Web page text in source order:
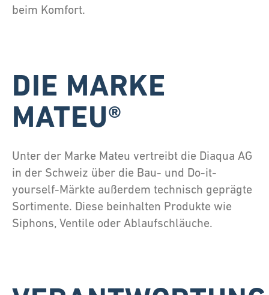
beim Komfort.
DIE MARKE
MATEU®
Unter der Marke Mateu vertreibt die Diaqua AG
in der Schweiz über die Bau- und Do-it-
yourself-Märkte außerdem technisch geprägte
Sortimente. Diese beinhalten Produkte wie
Siphons, Ventile oder Ablaufschläuche.